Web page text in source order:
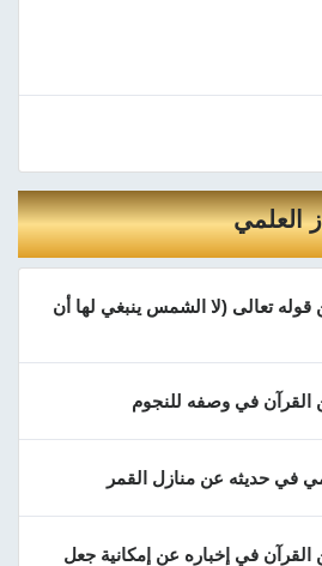
العلمي
قوله تعالى (لا الشمس ينبغي لها أن
القرآن في وصفه للنجوم
في حديثه عن منازل القمر
القرآن في إخباره عن إمكانية جعل